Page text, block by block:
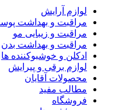
لوازم آرایش
مراقبت و بهداشت
مراقبت و زیبایی مو
مراقبت و بهداشت بدن
ادکلن و خوشبوکننده ها
لوازم برقی و پیرایش
محصولات آقایان
مطالب مفید
فروشگاه